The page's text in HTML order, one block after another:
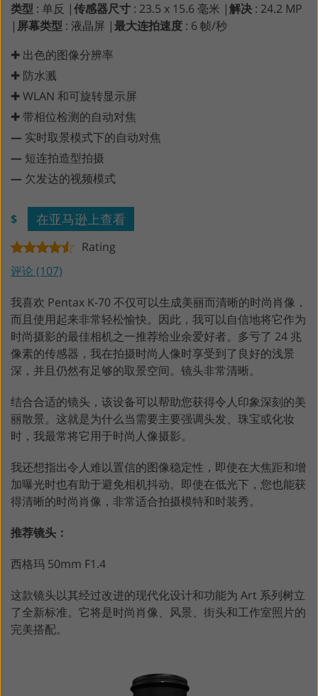
类型 : 单反 |传感器尺寸 : 23.5 x 15.6 毫米 |解决 : 24.2 MP
| 屏幕类型 : 液晶屏 |最大连拍速度 : 6 帧/秒
✚ 出色的图像分辨率
✚ 防水溅
✚ WLAN 和可旋转显示屏
✚ 带相位检测的自动对焦
— 实时取景模式下的自动对焦
— 短连拍造型拍摄
— 欠发达的视频模式
$ 在亚马逊上查看
Rating
评论 (107)
我喜欢 Pentax K-70 不仅可以生成美丽而清晰的时尚肖像，
而且使用起来非常轻松愉快。因此，我可以自信地将它作为
时尚摄影的最佳相机之一推荐给业余爱好者。多亏了 24 兆
像素的传感器，我在拍摄时尚人像时享受到了良好的浅景
深，并且仍然有足够的取景空间。镜头非常清晰。
结合合适的镜头，该设备可以帮助您获得令人印象深刻的美
丽散景。这就是为什么当需要主要强调头发、珠宝或化妆
时，我最常将它用于时尚人像摄影。
我还想指出令人难以置信的图像稳定性，即使在大焦距和增
加曝光时也有助于避免相机抖动。即使在低光下，您也能获
得清晰的时尚肖像，非常适合拍摄模特和时装秀。
推荐镜头：
西格玛 50mm F1.4
这款镜头以其经过改进的现代化设计和功能为 Art 系列树立
了全新标准。它将是时尚肖像、风景、街头和工作室照片的
完美搭配。